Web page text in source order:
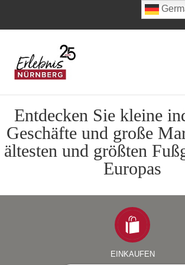
Entdecken Sie kleine
Geschäfte und große
ältesten und größten
Europas
EINKAUFEN